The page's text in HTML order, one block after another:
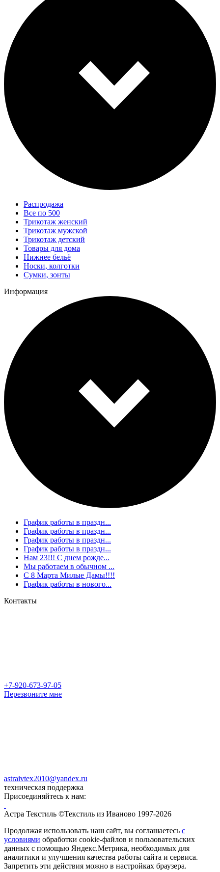
Распродажа
Все по 500
Трикотаж женский
Трикотаж мужской
Трикотаж детский
Товары для дома
Нижнее бельё
Носки, колготки
Сумки, зонты
Информация
График работы в праздн...
График работы в праздн...
График работы в праздн...
График работы в праздн...
Нам 23!!! С днем рожде...
Мы работаем в обычном ...
С 8 Марта Милые Дамы!!!!
График работы в нового...
Контакты
+7-920-673-97-05
Перезвоните мне
astraivtex2010@yandex.ru
техническая поддержка
Присоединяйтесь к нам:
Астра Текстиль ©Текстиль из Иваново 1997-2026
Продолжая использовать наш сайт, вы соглашаетесь с
условиями обработки cookie-файлов и пользовательских
данных с помощью Яндекс.Метрика, необходимых для
аналитики и улучшения качества работы сайта и сервиса.
Запретить эти действия можно в настройках браузера.